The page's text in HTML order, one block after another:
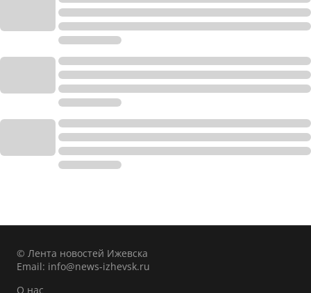
© Лента новостей Ижевска
Email: info@news-izhevsk.ru
О нас